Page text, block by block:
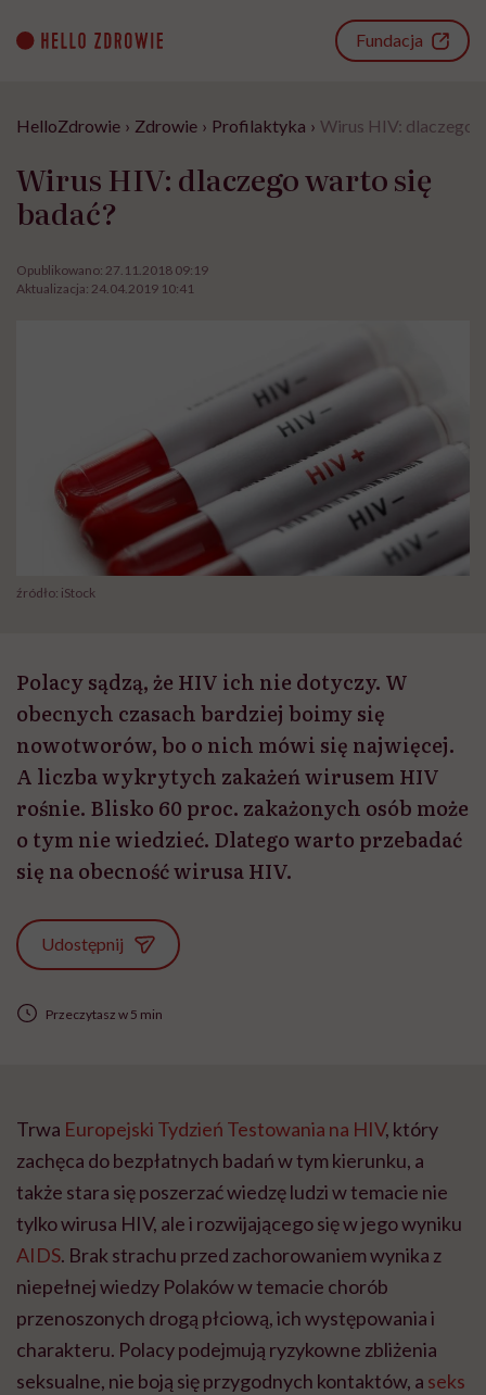
content
Fundacja
HelloZdrowie › Zdrowie › Profilaktyka › Wirus HIV: dlaczego
Wirus HIV: dlaczego warto się
badać?
Opublikowano: 27.11.2018 09:19
Aktualizacja: 24.04.2019 10:41
źródło: iStock
Polacy sądzą, że HIV ich nie dotyczy. W
obecnych czasach bardziej boimy się
nowotworów, bo o nich mówi się najwięcej.
A liczba wykrytych zakażeń wirusem HIV
rośnie. Blisko 60 proc. zakażonych osób może
o tym nie wiedzieć. Dlatego warto przebadać
się na obecność wirusa HIV.
Udostępnij
Przeczytasz w 5 min
Trwa Europejski Tydzień Testowania na HIV, który
zachęca do bezpłatnych badań w tym kierunku, a
także stara się poszerzać wiedzę ludzi w temacie nie
tylko wirusa HIV, ale i rozwijającego się w jego wyniku
AIDS. Brak strachu przed zachorowaniem wynika z
niepełnej wiedzy Polaków w temacie chorób
przenoszonych drogą płciową, ich występowania i
charakteru. Polacy podejmują ryzykowne zbliżenia
seksualne, nie boją się przygodnych kontaktów, a seks